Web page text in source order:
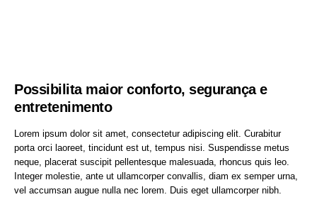
Possibilita maior conforto, segurança e
entretenimento
Lorem ipsum dolor sit amet, consectetur adipiscing elit. Curabitur
porta orci laoreet, tincidunt est ut, tempus nisi. Suspendisse metus
neque, placerat suscipit pellentesque malesuada, rhoncus quis leo.
Integer molestie, ante ut ullamcorper convallis, diam ex semper urna,
vel accumsan augue nulla nec lorem. Duis eget ullamcorper nibh.